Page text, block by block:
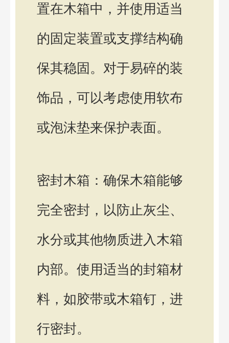
置在木箱中，并使用适当
的固定装置或支撑结构确
保其稳固。对于易碎的装
饰品，可以考虑使用软布
或泡沫垫来保护表面。
密封木箱：确保木箱能够
完全密封，以防止灰尘、
水分或其他物质进入木箱
内部。使用适当的封箱材
料，如胶带或木箱钉，进
行密封。